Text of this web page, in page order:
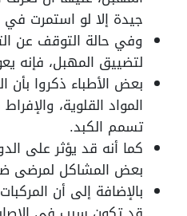
جيدة إلا لو استمرت
وفي حالة التوقف عن
لتضييق المهبل، فإنه
بعض الأطباء ذكروا
المواد القلوية،
تسمم الكبد.
كما أنه قد يؤثر على
بعض المشاكل لمرضى
بالإضافة إلى أن